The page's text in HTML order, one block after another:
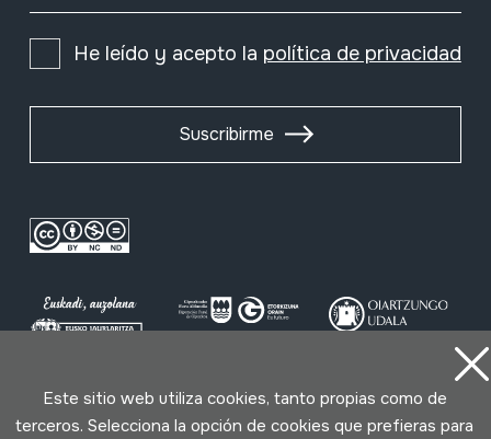
He leído y acepto la política de privacidad
Suscribirme
Condiciones de uso
Política de privacidad
Este sitio web utiliza cookies, tanto propias como de
terceros. Selecciona la opción de cookies que prefieras para